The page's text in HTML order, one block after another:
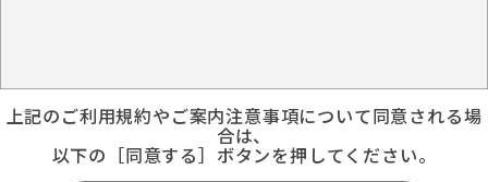
上記のご利用規約やご案内注意事項について同意される場
合は、
以下の［同意する］ボタンを押してください。